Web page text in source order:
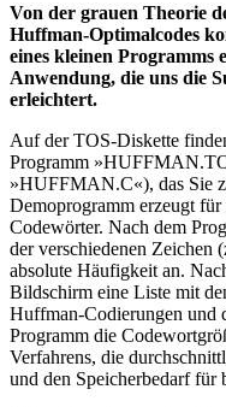
Von der grauen Theorie
Huffman-Optimalcodes
eines kleinen Programms
Anwendung, die uns die
erleichtert.
Auf der TOS-Diskette
Programm
»HUFFMAN.C«), das Sie
Demoprogramm erzeugt
Codewörter. Nach dem
der verschiedenen Zeichen
absolute Häufigkeit an.
Bildschirm eine Liste mit
Huffman-Codierungen und
Programm die
Verfahrens, die
und den Speicherbedarf für